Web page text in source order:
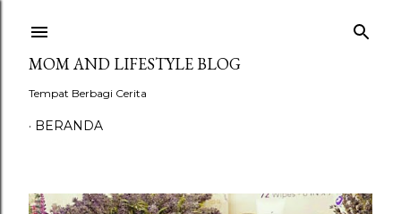
MOM AND LIFESTYLE BLOG
Tempat Berbagi Cerita
BERANDA